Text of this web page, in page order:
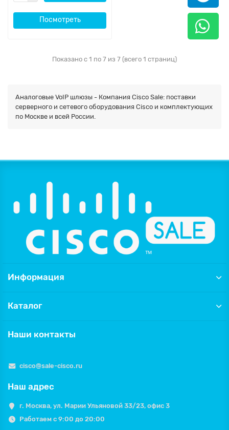
Посмотреть
Показано с 1 по 7 из 7 (всего 1 страниц)
Аналоговые VoIP шлюзы - Компания Cisco Sale: поставки
серверного и сетевого оборудования Cisco и комплектующих
по Москве и всей России.
Информация
Каталог
Наши контакты
cisco@sale-cisco.ru
Наш адрес
г. Москва, ул. Марии Ульяновой 33/23, офис 3
Работаем с 9:00 до 20:00